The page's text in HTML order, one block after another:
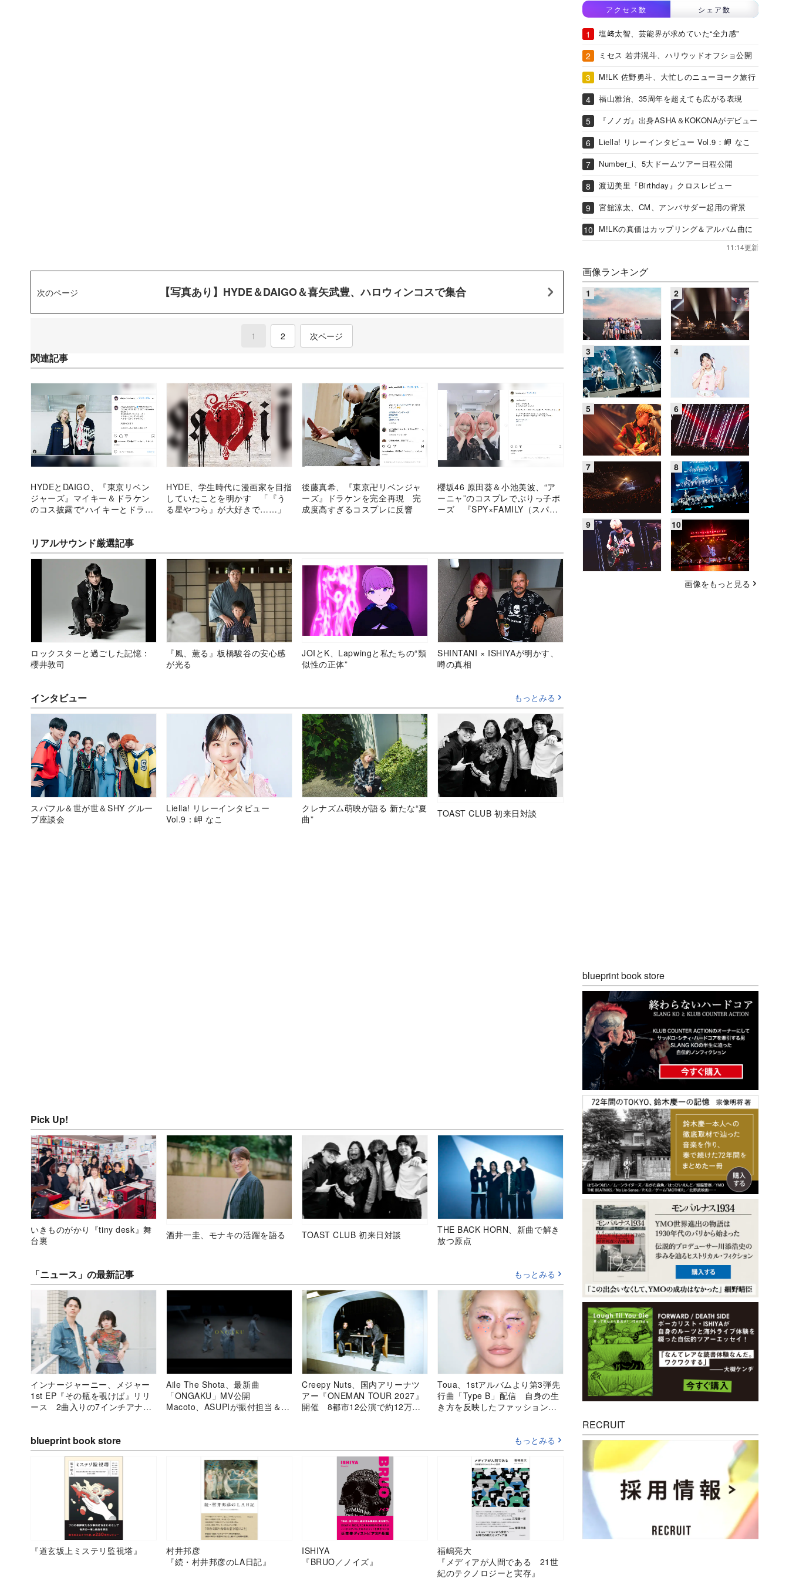
次のページ 【写真あり】HYDE＆DAIGO＆喜矢武豊、ハロウィンコスで集合
1 (current)
2 次ページ
関連記事
HYDEとDAIGO、『東京リベン
ジャーズ』マイキー＆ドラケン
のコス披露で“ハイキーとドラダ
HYDE、学生時代に漫画家を目指
していたことを明かす 「『う
る星やつら』が大好きで……」
後藤真希、『東京卍リベンジャ
ーズ』ドラケンを完全再現 完
成度高すぎるコスプレに反響
櫻坂46 原田葵＆小池美波、“ア
ーニャ”のコスプレでぶりっ子ポ
ーズ 『SPY×FAMILY（スパイ
リアルサウンド厳選記事
ロックスターと過ごした記憶：
櫻井敦司
『風、薫る』板橋駿谷の安心感
が光る
JOIとK、Lapwingと私たちの“類
似性の正体”
SHINTANI × ISHIYAが明かす、
噂の真相
インタビュー もっとみる
スパフル＆世が世＆SHY グルー
プ座談会
Liella! リレーインタビュー
Vol.9：岬 なこ
クレナズム萌映が語る 新たな“夏
曲”
TOAST CLUB 初来日対談
Pick Up!
いきものがかり『tiny desk』舞
台裏
酒井一圭、モナキの活躍を語る TOAST CLUB 初来日対談
THE BACK HORN、新曲で解き
放つ原点
「ニュース」の最新記事 もっとみる
インナージャーニー、メジャー
1st EP『その瓶を覗けば』リリ
ース 2曲入りの7インチアナロ
Aile The Shota、最新曲
「ONGAKU」MV公開
Macoto、ASUPIが振付担当＆
Creepy Nuts、国内アリーナツ
アー『ONEMAN TOUR 2027』
開催 8都市12公演で約12万人
Toua、1stアルバムより第3弾先
行曲「Type B」配信 自身の生
き方を反映したファッションア
blueprint book store もっとみる
『道玄坂上ミステリ監視塔』
村井邦彦
『続・村井邦彦のLA日記』
ISHIYA
『BRUO／ノイズ』
福嶋亮大
『メディアが人間である 21世
紀のテクノロジーと実存』
アクセス数 シェア数
塩﨑太智、芸能界が求めていた“全力感”
ミセス 若井滉斗、ハリウッドオフショ公開
M!LK 佐野勇斗、大忙しのニューヨーク旅行
福山雅治、35周年を超えても広がる表現
『ノノガ』出身ASHA＆KOKONAがデビュー
Liella! リレーインタビュー Vol.9：岬 なこ
Number_i、5大ドームツアー日程公開
渡辺美里『Birthday』クロスレビュー
宮舘涼太、CM、アンバサダー起用の背景
M!LKの真価はカップリング＆アルバム曲に
11:14更新
画像ランキング
画像をもっと見る
blueprint book store
RECRUIT